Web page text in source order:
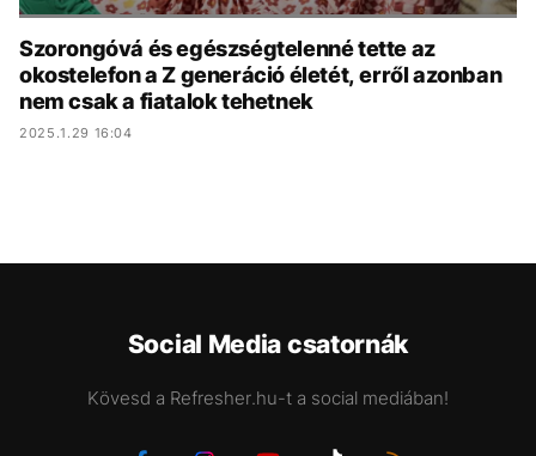
Szorongóvá és egészségtelenné tette az
okostelefon a Z generáció életét, erről azonban
nem csak a fiatalok tehetnek
2025.1.29 16:04
Social Media csatornák
Kövesd a Refresher.hu-t a social mediában!